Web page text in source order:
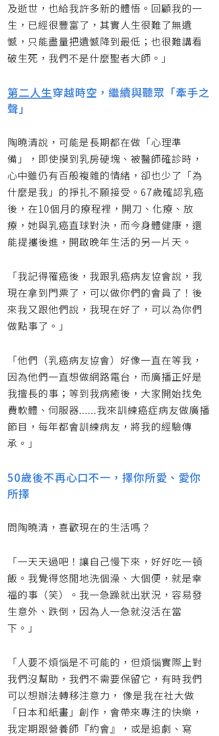
及逝世，也給我許多新的體悟。回顧我的一
生，已經很豐富了，其實人生很難了無遺
憾，只能盡量把遺憾降到最低；也很難講看
破生死，我們不是什麼聖者大師。」
第二人生穿越時空，繼續與聽眾「牽手之
聲」
陶曉清說，可能是長期都在做「心理準
備」，即使摸到乳房硬塊、被醫師確診時，
心中雖仍有百般複雜的情緒，卻也少了「為
什麼是我」的掙扎不願接受。67歲確認乳癌
後，在10個月的療程裡，開刀、化療、放
療，她與乳癌直球對決，而今身體健康，還
能提攜後進，開啟晚年生活的另一片天。
「我記得罹癌後，我跟乳癌病友協會說，我
現在拿到門票了，可以做你們的會員了！後
來我又跟他們說，我現在好了，可以為你們
做點事了。」
「他們（乳癌病友協會）好像一直在等我，
因為他們一直想做網路電台，而廣播正好是
我擅長的事；等到我病癒後，大家開始找免
費軟體、伺服器......我來訓練癌症病友做廣播
節目，每年都會訓練病友，將我的經驗傳
承。」
50歲後不再心口不一，擇你所愛、愛你
所擇
問陶曉清，喜歡現在的生活嗎？
「一天天過吧！讓自己慢下來，好好吃一頓
飯。我覺得悠閒地洗個澡、大個便，就是幸
福的事（笑）。我一急躁就出狀況，容易發
生意外、跌倒，因為人一急就沒活在當
下。」
「人要不煩惱是不可能的，但煩惱實際上對
我們沒幫助，我們不需要保留它，有時我們
可以想辦法轉移注意力， 像是我在社大做
「日本和紙畫」創作，會帶來專注的快樂，
我定期跟營養師『約會』，或是追劇、寫